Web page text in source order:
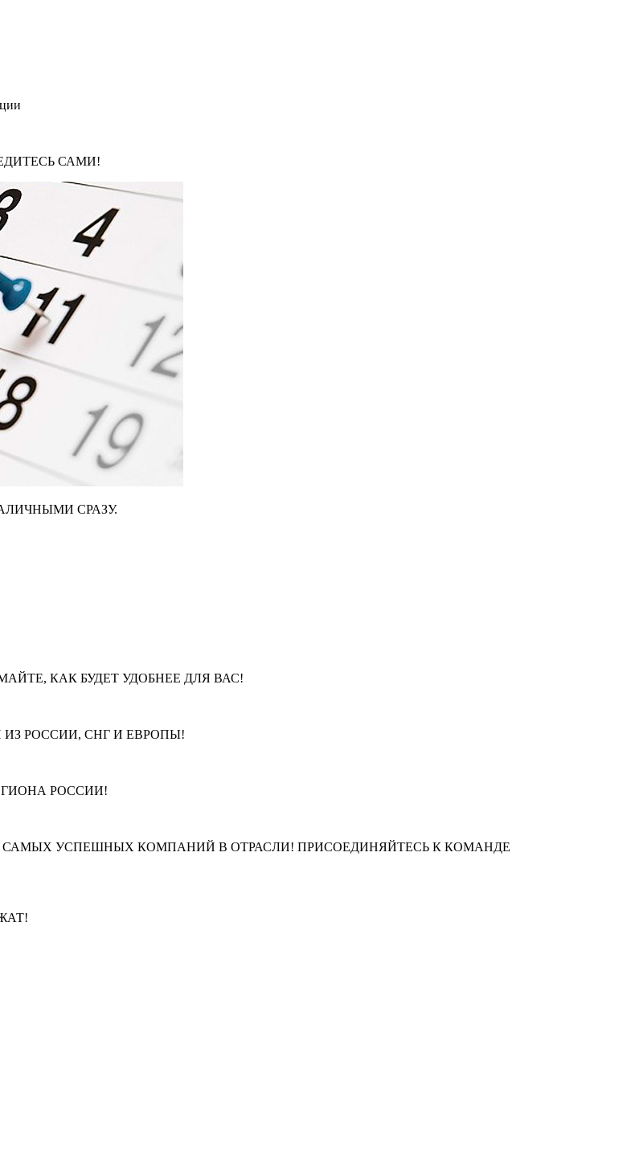
САМИ!
СРАЗУ.
КАК БУДЕТ УДОБНЕЕ ДЛЯ ВАС!
РОССИИ, СНГ И ЕВРОПЫ!
РОССИИ!
УСПЕШНЫХ КОМПАНИЙ В ОТРАСЛИ! ПРИСОЕДИНЯЙТЕСЬ К КОМАНДЕ